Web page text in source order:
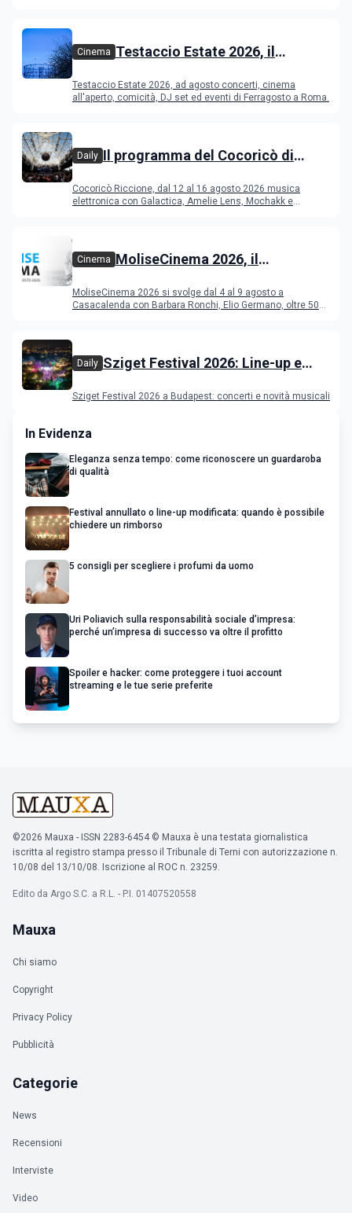
Cinema Testaccio Estate 2026, il
Ferragosto
Testaccio Estate 2026, ad agosto concerti, cinema
all'aperto, comicità, DJ set ed eventi di Ferragosto a Roma.
Daily Il programma del Cocoricò di
Cocoricò Riccione, dal 12 al 16 agosto 2026 musica
elettronica con Galactica, Amelie Lens, Mochakk e
Cinema MoliseCinema 2026, il
MoliseCinema 2026 si svolge dal 4 al 9 agosto a
Casacalenda con Barbara Ronchi, Elio Germano, oltre 50
Daily Sziget Festival 2026: Line-up e
Sziget Festival 2026 a Budapest: concerti e novità musicali
In Evidenza
Eleganza senza tempo: come riconoscere un guardaroba
di qualità
Festival annullato o line-up modificata: quando è possibile
chiedere un rimborso
5 consigli per scegliere i profumi da uomo
Uri Poliavich sulla responsabilità sociale d’impresa:
perché un’impresa di successo va oltre il profitto
Spoiler e hacker: come proteggere i tuoi account
streaming e le tue serie preferite
©2026 Mauxa - ISSN 2283-6454 © Mauxa è una testata giornalistica
iscritta al registro stampa presso il Tribunale di Terni con autorizzazione n.
10/08 del 13/10/08. Iscrizione al ROC n. 23259.
Edito da Argo S.C. a R.L. - P.I. 01407520558
Mauxa
Chi siamo
Copyright
Privacy Policy
Pubblicità
Categorie
News
Recensioni
Interviste
Video